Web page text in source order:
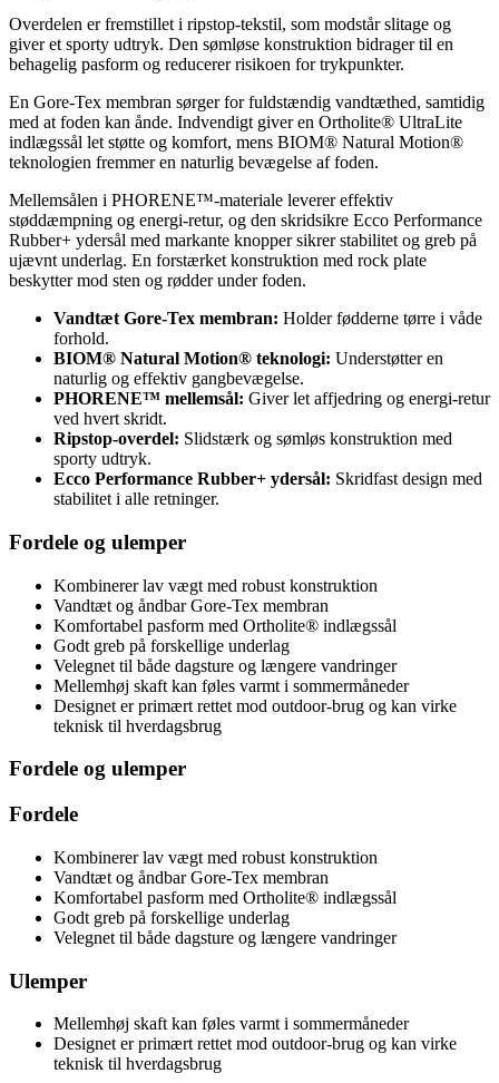
Overdelen er fremstillet i ripstop-tekstil, som modstår slitage og
giver et sporty udtryk. Den sømløse konstruktion bidrager til en
behagelig pasform og reducerer risikoen for trykpunkter.
En Gore-Tex membran sørger for fuldstændig vandtæthed, samtidig
med at foden kan ånde. Indvendigt giver en Ortholite® UltraLite
indlægssål let støtte og komfort, mens BIOM® Natural Motion®
teknologien fremmer en naturlig bevægelse af foden.
Mellemsålen i PHORENE™-materiale leverer effektiv
støddæmpning og energi-retur, og den skridsikre Ecco Performance
Rubber+ ydersål med markante knopper sikrer stabilitet og greb på
ujævnt underlag. En forstærket konstruktion med rock plate
beskytter mod sten og rødder under foden.
Vandtæt Gore-Tex membran: Holder fødderne tørre i våde
forhold.
BIOM® Natural Motion® teknologi: Understøtter en
naturlig og effektiv gangbevægelse.
PHORENE™ mellemsål: Giver let affjedring og energi-retur
ved hvert skridt.
Ripstop-overdel: Slidstærk og sømløs konstruktion med
sporty udtryk.
Ecco Performance Rubber+ ydersål: Skridfast design med
stabilitet i alle retninger.
Fordele og ulemper
Kombinerer lav vægt med robust konstruktion
Vandtæt og åndbar Gore-Tex membran
Komfortabel pasform med Ortholite® indlægssål
Godt greb på forskellige underlag
Velegnet til både dagsture og længere vandringer
Mellemhøj skaft kan føles varmt i sommermåneder
Designet er primært rettet mod outdoor-brug og kan virke
teknisk til hverdagsbrug
Fordele og ulemper
Fordele
Kombinerer lav vægt med robust konstruktion
Vandtæt og åndbar Gore-Tex membran
Komfortabel pasform med Ortholite® indlægssål
Godt greb på forskellige underlag
Velegnet til både dagsture og længere vandringer
Ulemper
Mellemhøj skaft kan føles varmt i sommermåneder
Designet er primært rettet mod outdoor-brug og kan virke
teknisk til hverdagsbrug